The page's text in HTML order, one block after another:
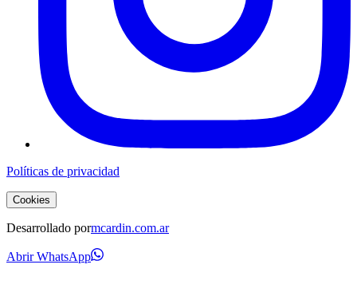
Políticas de privacidad
Cookies
Desarrollado pormcardin.com.ar
Abrir WhatsApp